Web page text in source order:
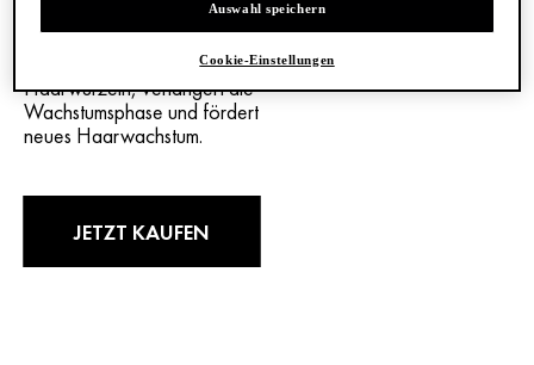
Das innovative Serum mit
Aminexil, Niacinamid und
Ingwerextrakt stärkt die
Haarwurzeln, verlängert die
Wachstumsphase und fördert
neues Haarwachstum.
JETZT KAUFEN
Auswahl speichern
Cookie-Einstellungen